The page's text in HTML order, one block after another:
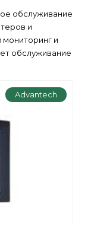
обслуживание
и
и
обслуживание
Advantech